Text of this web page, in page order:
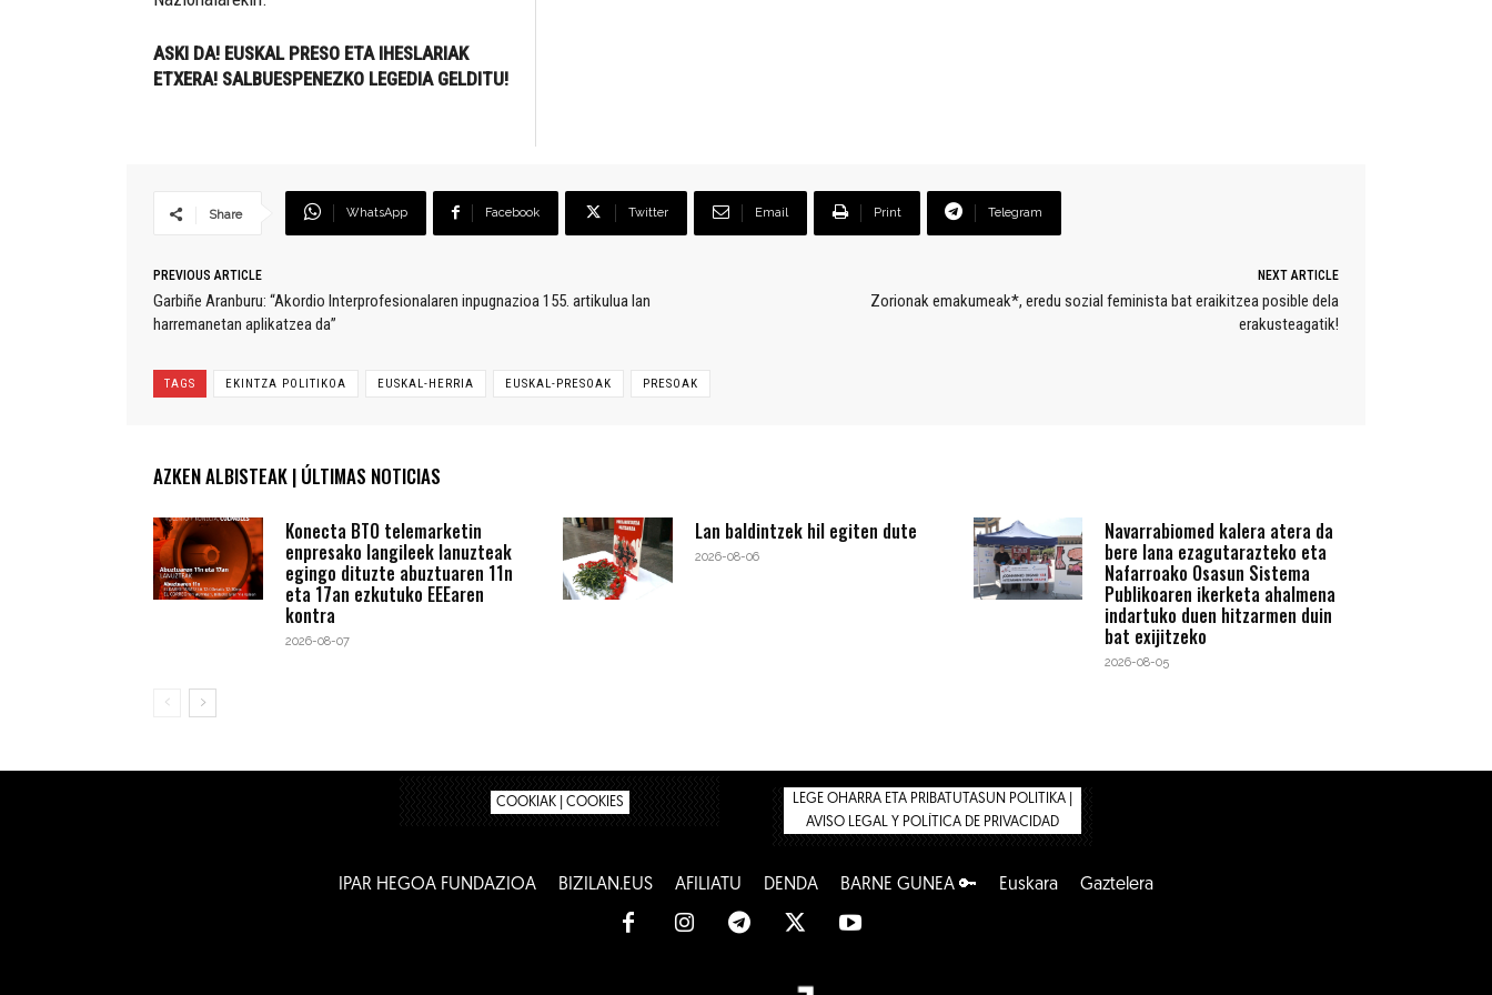
ASKI DA! EUSKAL PRESO ETA IHESLARIAK
ETXERA! SALBUESPENEZKO LEGEDIA GELDITU!
Share WhatsApp Facebook Twitter Email Print Telegram
PREVIOUS ARTICLE
Garbiñe Aranburu: “Akordio Interprofesionalaren inpugnazioa 155. artikulua lan
harremanetan aplikatzea da”
NEXT ARTICLE
Zorionak emakumeak*, eredu sozial feminista bat eraikitzea posible dela
erakusteagatik!
TAGS EKINTZA POLITIKOA EUSKAL-HERRIA EUSKAL-PRESOAK PRESOAK
AZKEN ALBISTEAK | ÚLTIMAS NOTICIAS
Konecta BTO telemarketin
enpresako langileek lanuzteak
egingo dituzte abuztuaren 11n
eta 17an ezkutuko EEEaren
kontra
2026-08-07
Lan baldintzek hil egiten dute
2026-08-06
Navarrabiomed kalera atera da
bere lana ezagutarazteko eta
Nafarroako Osasun Sistema
Publikoaren ikerketa ahalmena
indartuko duen hitzarmen duin
bat exijitzeko
2026-08-05
COOKIAK | COOKIES
LEGE OHARRA ETA PRIBATUTASUN POLITIKA |
AVISO LEGAL Y POLÍTICA DE PRIVACIDAD
IPAR HEGOA FUNDAZIOA BIZILAN.EUS AFILIATU DENDA BARNE GUNEA 🔑 Euskara Gaztelera